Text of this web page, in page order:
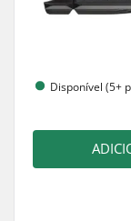
Disponível (5+